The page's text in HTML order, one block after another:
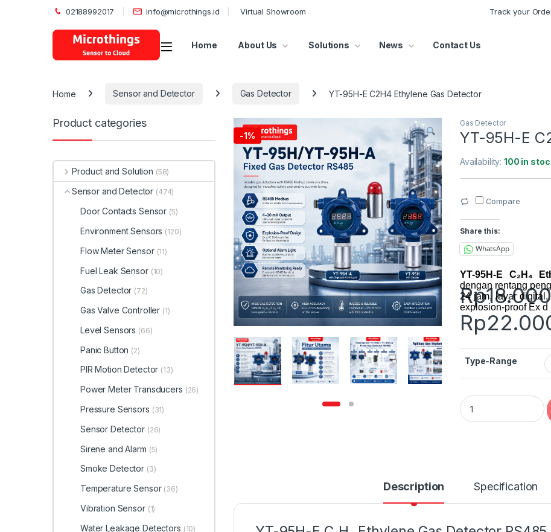
02188992017 info@microthings.id Virtual Showroom Track your
Open Home About Us Solutions News Contact Us
Home Sensor and Detector Gas Detector YT-95H-E C2H4 Ethylene Gas Detector
-1%
Gas Detector
YT-95H-E
Availability:100 in
Compare
Share this:
WhatsApp
YT-95H-E C₂H₄
dengan rentang
24 jam, layar
explosion-proof Ex d
Rp
Rp
Type-Range
YT-95H-E C2H4
Description Specification
Product categories
Product and Solution (58)
Sensor and Detector (474)
Door Contacts Sensor (5)
Environment Sensors (120)
Flow Meter Sensor (11)
Fuel Leak Sensor (10)
Gas Detector (72)
Gas Valve Controller (1)
Level Sensors (66)
Panic Button (2)
PIR Motion Detector (13)
Power Meter Transducers (26)
Pressure Sensors (31)
Sensor Detector (26)
Sirene and Alarm (5)
Smoke Detector (3)
Temperature Sensor (36)
Vibration Sensor (1)
Water Leakage Detectors (10)